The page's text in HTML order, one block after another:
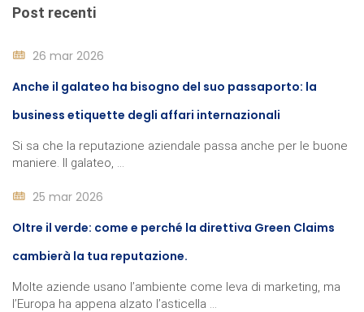
Post recenti
26 mar 2026
Anche il galateo ha bisogno del suo passaporto: la
business etiquette degli affari internazionali
Si sa che la reputazione aziendale passa anche per le buone
maniere. Il galateo, ...
25 mar 2026
Oltre il verde: come e perché la direttiva Green Claims
cambierà la tua reputazione.
Molte aziende usano l’ambiente come leva di marketing, ma
l’Europa ha appena alzato l’asticella ...